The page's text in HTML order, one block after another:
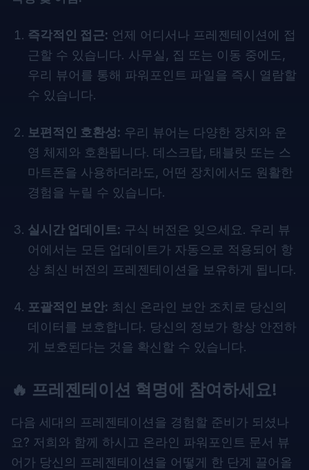
즉각적인 접근: 언제 어디서나 프레젠테이션에 접
근할 수 있습니다. 사무실, 집 또는 이동 중에도,
우리 뷰어를 통해 파워포인트 파일을 즉시 열람할
수 있습니다.
보편적인 호환성: 우리 뷰어는 다양한 장치와 운
영 체제와 호환됩니다. 데스크탑, 태블릿 또는 스
마트폰을 사용하더라도, 어떤 장치에서도 원활한
경험을 누릴 수 있습니다.
실시간 업데이트: 구식 버전은 잊으세요. 우리 뷰
어에서는 모든 업데이트가 자동으로 적용되어 항
상 최신 버전의 프레젠테이션을 보유하게 됩니다.
포괄적인 보안: 최신 온라인 보안 조치로 당신의
데이터를 보호합니다. 당신의 정보가 항상 안전하
게 보호된다는 것을 확신할 수 있습니다.
🔥 프레젠테이션 혁명에 참여하세요!
다음 세대의 프레젠테이션을 경험할 준비가 되셨나
요? 저희와 함께 하시고 온라인 파워포인트 문서 뷰
어가 당신의 프레젠테이션을 어떻게 한 단계 끌어올